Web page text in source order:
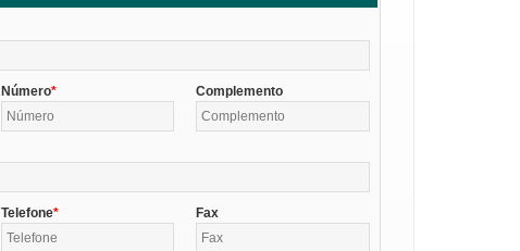
Número Complemento
Telefone Fax